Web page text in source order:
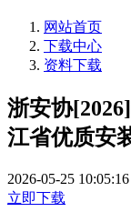
网站首页
下载中心
资料下载
浙安协
江省优质安
2026-05-25 10:05:16
立即下载